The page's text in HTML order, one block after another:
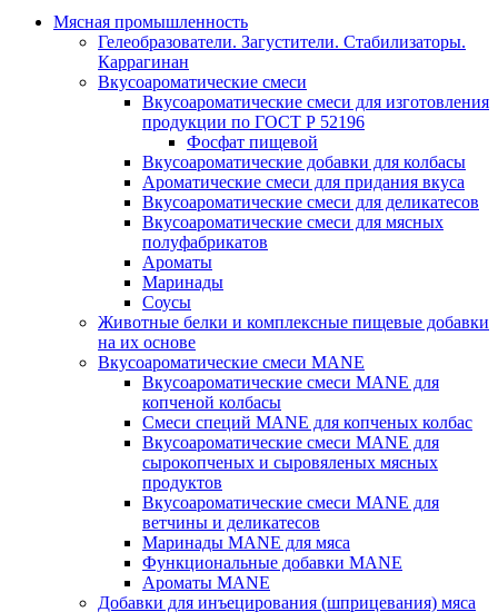
Мясная промышленность
Гелеобразователи. Загустители. Стабилизаторы.
Каррагинан
Вкусоароматические смеси
Вкусоароматические смеси для изготовления
продукции по ГОСТ Р 52196
Фосфат пищевой
Вкусоароматические добавки для колбасы
Ароматические смеси для придания вкуса
Вкусоароматические смеси для деликатесов
Вкусоароматические смеси для мясных
полуфабрикатов
Ароматы
Маринады
Соусы
Животные белки и комплексные пищевые добавки
на их основе
Вкусоароматические смеси MANE
Вкусоароматические смеси MANE для
копченой колбасы
Смеси специй MANE для копченых колбас
Вкусоароматические смеси MANE для
сырокопченых и сыровяленых мясных
продуктов
Вкусоароматические смеси MANE для
ветчины и деликатесов
Маринады MANE для мяса
Функциональные добавки MANE
Ароматы MANE
Добавки для инъецирования (шприцевания) мяса